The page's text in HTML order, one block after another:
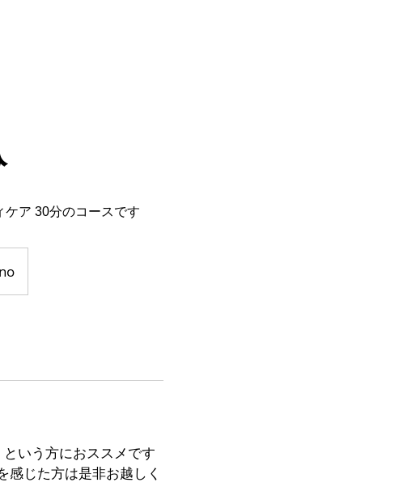
いう方におススメです
じた方は是非お越しく